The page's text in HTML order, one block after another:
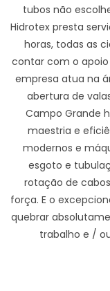
tubos não
Hidrotex presta
horas, todas as
contar com o apoio
empresa atua na
abertura de
Campo Grande
maestria e
modernos e
esgoto e
rotação de
força. E o
quebrar
trabalho e /